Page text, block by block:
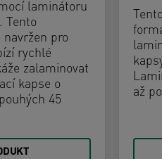
laminátoru
Tento
pro
rychlé
zalaminovat
kapse o
45
až